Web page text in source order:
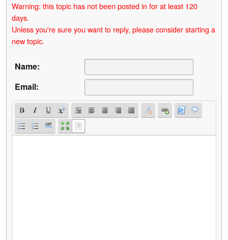
Warning: this topic has not been posted in for at least 120
days.
Unless you're sure you want to reply, please consider starting a
new topic.
Name:
Email: